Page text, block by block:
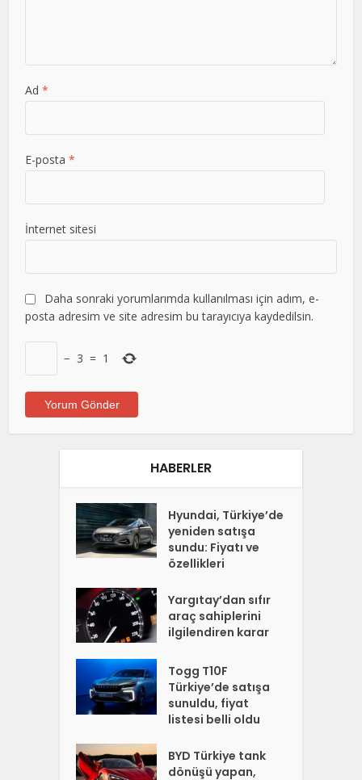
Ad*
E-posta*
İnternet sitesi
Daha sonraki yorumlarımda kullanılması için adım, e-
posta adresim ve site adresim bu tarayıcıya kaydedilsin.
− 3 = 1
HABERLER
Hyundai, Türkiye’de
yeniden satışa
sundu: Fiyatı ve
özellikleri
Yargıtay’dan sıfır
araç sahiplerini
ilgilendiren karar
Togg T10F
Türkiye’de satışa
sunuldu, fiyat
listesi belli oldu
BYD Türkiye tank
dönüşü yapan,